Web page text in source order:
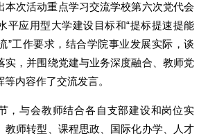
本次活动重点学习交流学校第六次党代会
平应用型大学建设目标和“提标提速提能
”工作要求，结合学院事业发展实际，谈
实，并围绕党建与业务深度融合、教师党
内容作了交流发言。
，与会教师结合各自支部建设和岗位实
教师转型、课程思政、国际化办学、人才